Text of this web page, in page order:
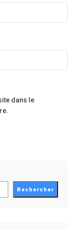
dans le
Rechercher